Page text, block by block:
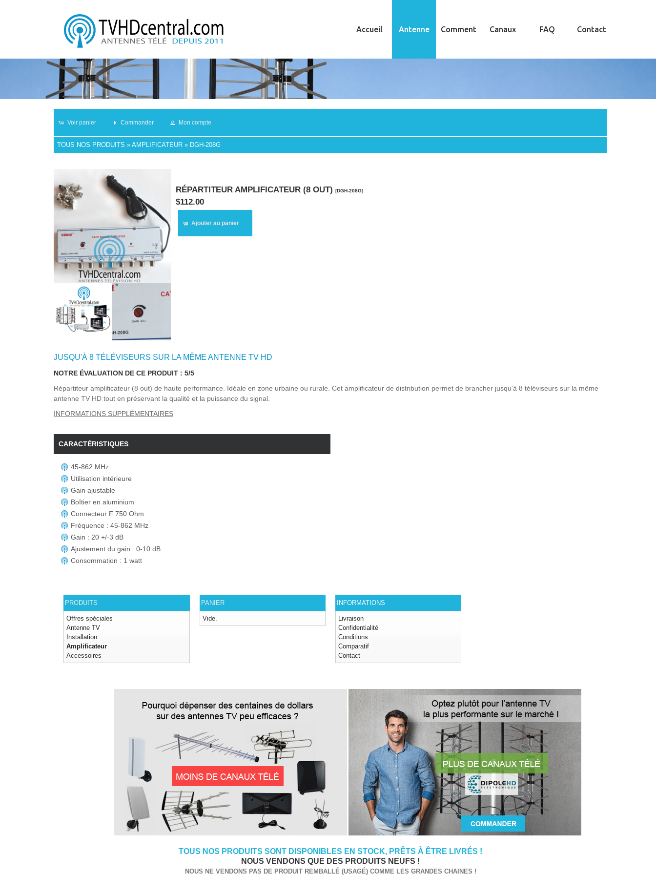
Accueil Antenne Comment Canaux FAQ Contact
Voir panier Commander Mon compte
TOUS NOS PRODUITS »AMPLIFICATEUR » DGH-208G
RÉPARTITEUR AMPLIFICATEUR (8 OUT)[DGH-208G]
$112.00
Ajouter au panier
JUSQU'À 8 TÉLÉVISEURS SUR LA MÊME ANTENNE TV HD
NOTRE ÉVALUATION DE CE PRODUIT : 5/5
Répartiteur amplificateur (8 out) de haute performance. Idéale en zone urbaine ou rurale. Cet amplificateur de distribution permet de brancher jusqu'à 8 téléviseurs sur la même
antenne TV HD tout en préservant la qualité et la puissance du signal.
INFORMATIONS SUPPLÉMENTAIRES
CARACTÉRISTIQUES
45-862 MHz
Utilisation intérieure
Gain ajustable
Boîtier en aluminium
Connecteur F 750 Ohm
Fréquence : 45-862 MHz
Gain : 20 +/-3 dB
Ajustement du gain : 0-10 dB
Consommation : 1 watt
PRODUITS
Offres spéciales
Antenne TV
Installation
Amplificateur
Accessoires
PANIER
Vide.
INFORMATIONS
Livraison
Confidentialité
Conditions
Comparatif
Contact
TOUS NOS PRODUITS SONT DISPONIBLES EN STOCK, PRÊTS À ÊTRE LIVRÉS !
NOUS VENDONS QUE DES PRODUITS NEUFS !
NOUS NE VENDONS PAS DE PRODUIT REMBALLÉ (USAGÉ) COMME LES GRANDES CHAINES !